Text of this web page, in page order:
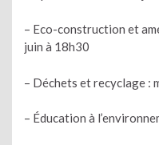
– Eco-construction et
juin à 18h30
– Déchets et recyclage :
– Éducation à